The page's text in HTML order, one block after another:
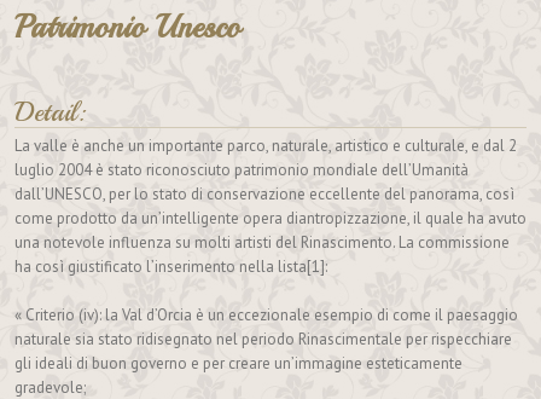
Patrimonio Unesco
Detail:
La valle è anche un importante parco, naturale, artistico e culturale, e dal 2
luglio 2004 è stato riconosciuto patrimonio mondiale dell’Umanità
dall’UNESCO, per lo stato di conservazione eccellente del panorama, così
come prodotto da un’intelligente opera diantropizzazione, il quale ha avuto
una notevole influenza su molti artisti del Rinascimento. La commissione
ha così giustificato l’inserimento nella lista[1]:
« Criterio (iv): la Val d’Orcia è un eccezionale esempio di come il paesaggio
naturale sia stato ridisegnato nel periodo Rinascimentale per rispecchiare
gli ideali di buon governo e per creare un’immagine esteticamente
gradevole;